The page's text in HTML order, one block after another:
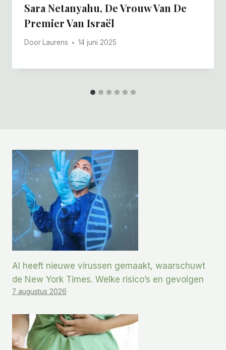
Sara Netanyahu, De Vrouw Van De
Premier Van Israël
Door Laurens 14 juni 2025
AI heeft nieuwe virussen gemaakt, waarschuwt
de New York Times. Welke risico’s en gevolgen
7 augustus 2026